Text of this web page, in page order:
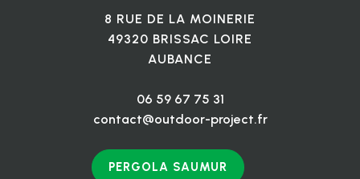
8 RUE DE LA MOINERIE
49320 BRISSAC LOIRE
AUBANCE
06 59 67 75 31
contact@outdoor-project.fr
PERGOLA SAUMUR